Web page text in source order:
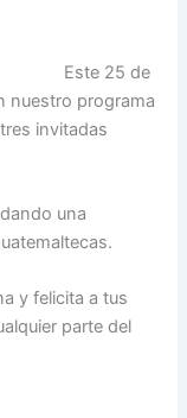
Este 25 de
nuestro programa
invitadas
una
y felicita a tus
parte del